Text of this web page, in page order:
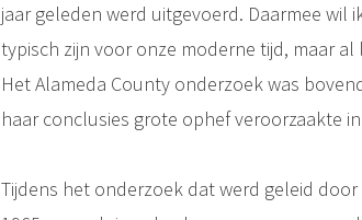
jaar geleden werd uitgevoerd. Daarmee
typisch zijn voor onze moderne tijd, maar
Het Alameda County onderzoek was
haar conclusies grote ophef veroorzaakte
Tijdens het onderzoek dat werd geleid